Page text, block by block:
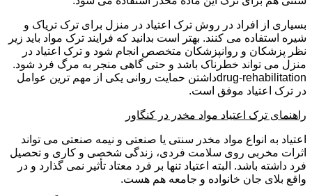
بسیاری از افراد در روش ترک اعتیاد در منزل برای ترک تریاک و
شیره استفاده می کنند. بهتر است بدانید که فرایند ترک مواد باید زیر
نظر پزشکان و روانپزشکان متخصص انجام شود و ترک اعتیاد در
منزل می تواند خطرناک باشد و حتی گاهی منجر به مرگ فرد شود.
drug-rehabilitationداشتن حمایت روانی یکی از مهم ترین عوامل
در ترک اعتیاد موفق است.
راهنمای ترک اعتیاد مواد مخدر در کنگاور
اعتیاد به انواع مواد مخدر سنتی یا صنعتی و نیمه صنعتی می تواند
اثرات مخربی روی سلامت فردی، زندگی شخصی و کاری و تحصیل
فرد داشته باشد. البته اعتیاد تنها بر فرد معتاد تأثیر نمی گذارد و در
واقع بلای جان خانواده و جامعه هم هست.